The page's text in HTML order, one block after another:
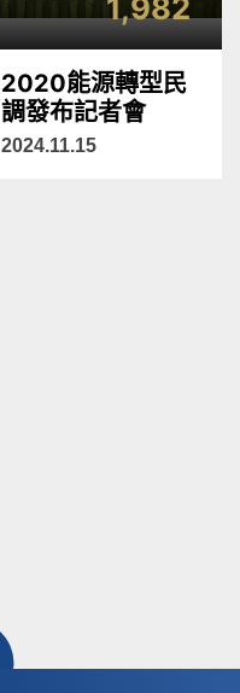
1,982
2020能源轉型民
調發布記者會
2024.11.15